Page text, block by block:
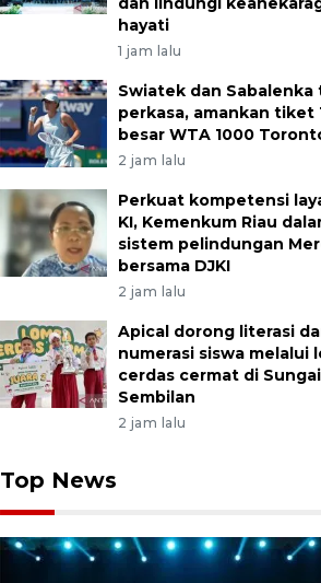
hayati
1 jam lalu
Swiatek dan Sabalenka
perkasa, amankan tiket
besar WTA 1000
2 jam lalu
Perkuat kompetensi
KI, Kemenkum Riau
sistem pelindungan
bersama DJKI
2 jam lalu
Apical dorong literasi
numerasi siswa melalui
cerdas cermat di Sungai
Sembilan
2 jam lalu
Top News